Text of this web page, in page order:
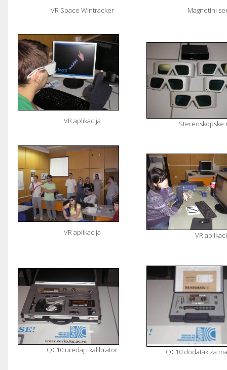
VR Space Wintracker Magnetini
VR aplikacija Stereoskopske
VR aplikacija VR
QC10 uređaj i kalibrator QC10 dodatak za